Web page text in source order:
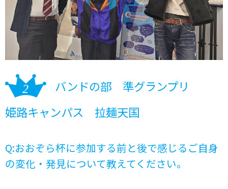
バンドの部 準グランプリ
姫路キャンパス 拉麺天国
Q:おおぞら杯に参加する前と後で感じるご自身
の変化・発見について教えてください。